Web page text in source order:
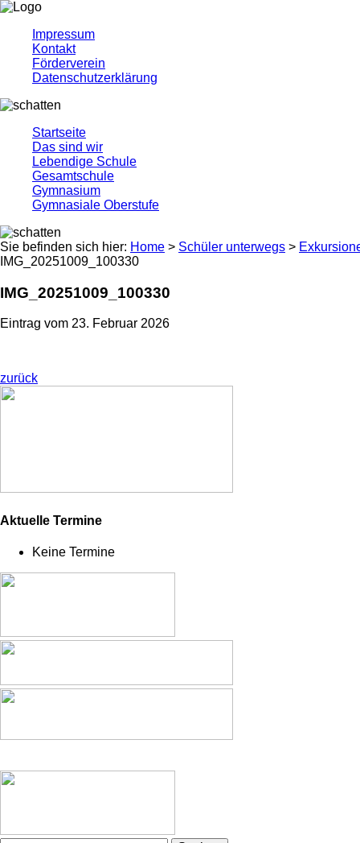
Impressum
Kontakt
Förderverein
Datenschutzerklärung
Startseite
Das sind wir
Lebendige Schule
Gesamtschule
Gymnasium
Gymnasiale Oberstufe
Sie befinden sich hier: Home > Schüler unterwegs >
IMG_20251009_100330
IMG_20251009_100330
Eintrag vom 23. Februar 2026
zurück
Aktuelle Termine
Keine Termine